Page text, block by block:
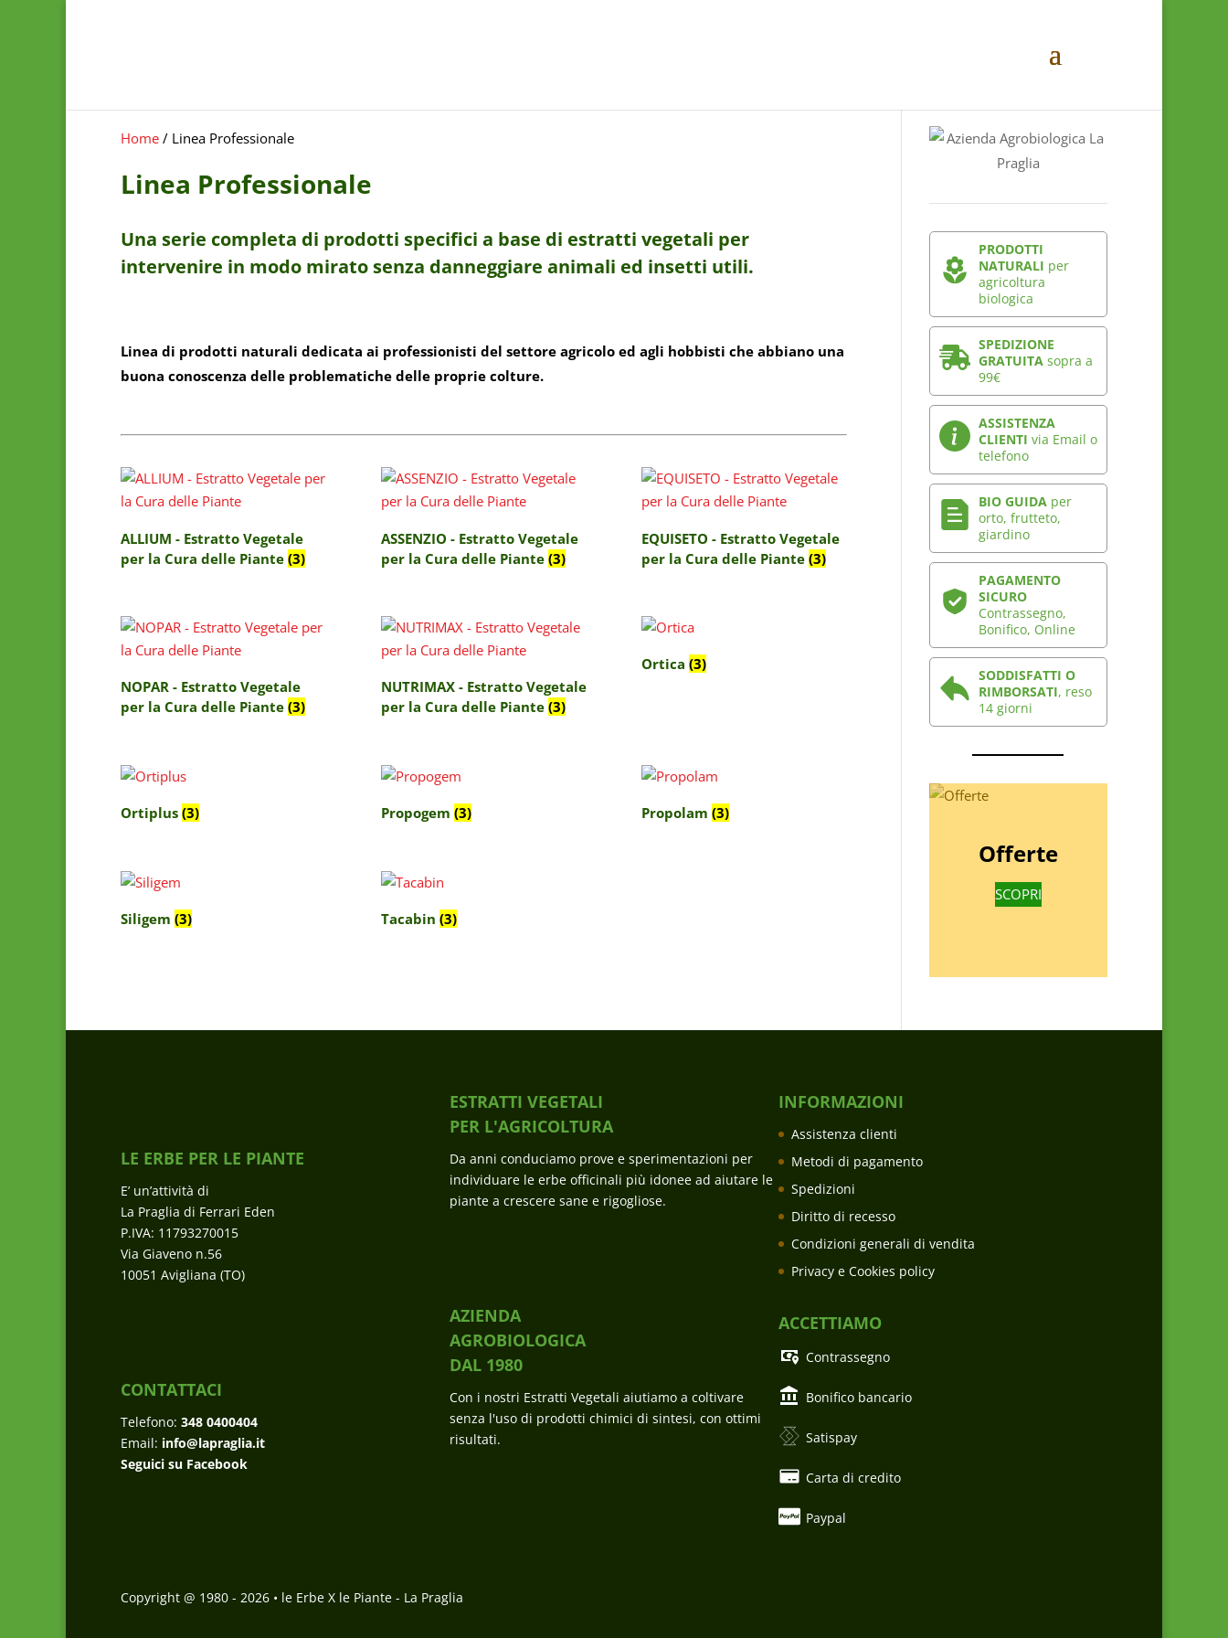
Home / Linea Professionale
Linea Professionale
Una serie completa di prodotti specifici a base di estratti vegetali per
intervenire in modo mirato senza danneggiare animali ed insetti utili.
Linea di prodotti naturali dedicata ai professionisti del settore agricolo ed agli hobbisti che abbiano una
buona conoscenza delle problematiche delle proprie colture.
ALLIUM - Estratto Vegetale
per la Cura delle Piante (3)
ASSENZIO - Estratto Vegetale
per la Cura delle Piante (3)
EQUISETO - Estratto Vegetale
per la Cura delle Piante (3)
NOPAR - Estratto Vegetale
per la Cura delle Piante (3)
NUTRIMAX - Estratto Vegetale
per la Cura delle Piante (3)
Ortica (3)
Ortiplus (3) Propogem (3) Propolam (3)
Siligem (3) Tacabin (3)
PRODOTTI
NATURALI per
agricoltura
biologica
SPEDIZIONE
GRATUITAsopra a
99€
ASSISTENZA
CLIENTI via Email o
telefono
BIO GUIDAper
orto, frutteto,
giardino
PAGAMENTO
SICURO
Contrassegno,
Bonifico, Online
SODDISFATTI O
RIMBORSATI, reso
14 giorni
Offerte
SCOPRI
LE ERBE PER LE PIANTE
E’ un’attività di
La Praglia di Ferrari Eden
P.IVA: 11793270015
Via Giaveno n.56
10051 Avigliana (TO)
CONTATTACI
Telefono: 348 0400404
Email: info@lapraglia.it
Seguici su Facebook
ESTRATTI VEGETALI
PER L'AGRICOLTURA
Da anni conduciamo prove e sperimentazioni per
individuare le erbe officinali più idonee ad aiutare le
piante a crescere sane e rigogliose.
AZIENDA
AGROBIOLOGICA
DAL 1980
Con i nostri Estratti Vegetali aiutiamo a coltivare
senza l'uso di prodotti chimici di sintesi, con ottimi
risultati.
INFORMAZIONI
Assistenza clienti
Metodi di pagamento
Spedizioni
Diritto di recesso
Condizioni generali di vendita
Privacy e Cookies policy
ACCETTIAMO
Contrassegno
Bonifico bancario
Satispay
Carta di credito
Paypal
Copyright @ 1980 - 2026 • le Erbe X le Piante - La Praglia